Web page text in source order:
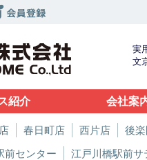
実
文
紹介 会社案
春日町店 西片店 後
前センター 江戸川橋駅前サ